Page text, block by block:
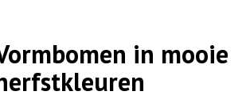
in mooie